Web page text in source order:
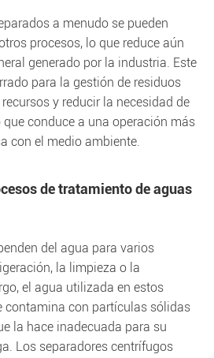
a menudo se pueden
procesos, lo que reduce aún
generado por la industria. Este
para la gestión de residuos
y reducir la necesidad de
conduce a una operación más
con el medio ambiente.
de tratamiento de aguas
del agua para varios
la limpieza o la
el agua utilizada en estos
contamina con partículas sólidas
la hace inadecuada para su
Los separadores centrífugos